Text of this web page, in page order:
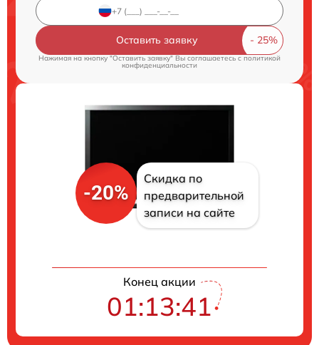
Оставить заявку
Нажимая на кнопку "Оставить заявку" Вы соглашаетесь cполитикой
конфиденциальности
-20%
Скидка по
предварительной
записи на сайте
Конец акции
01:13:41